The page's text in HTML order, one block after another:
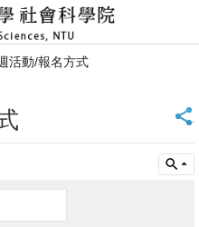
活動/報名方式
_